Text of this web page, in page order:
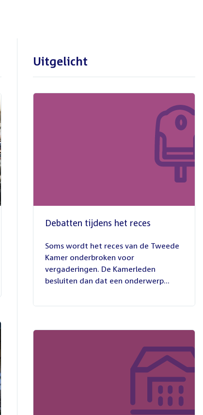
Uitgelicht
Debatten tijdens het reces
juli
2026
Soms wordt het reces van de Tweede
Kamer onderbroken voor
vergaderingen. De Kamerleden
besluiten dan dat een onderwerp...